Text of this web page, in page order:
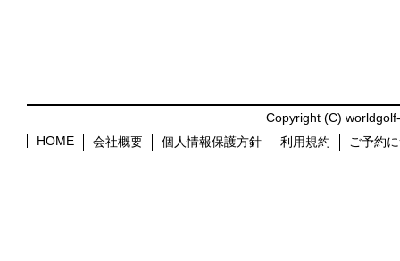
Copyright (C)
HOME
会社概要 個人情報保護方針 利用規約 ご予約